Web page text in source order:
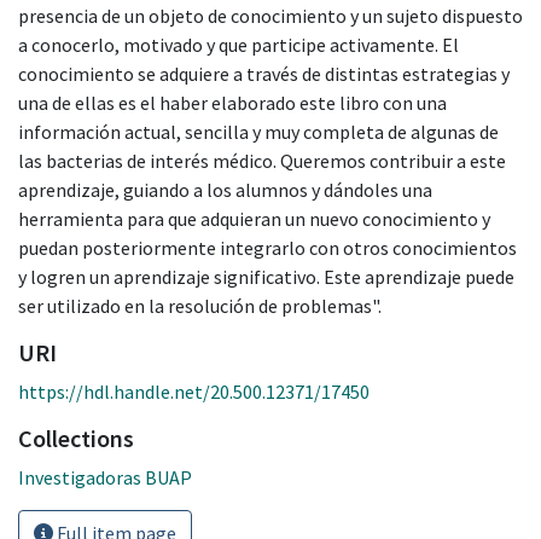
presencia de un objeto de conocimiento y un sujeto dispuesto
a conocerlo, motivado y que participe activamente. El
conocimiento se adquiere a través de distintas estrategias y
una de ellas es el haber elaborado este libro con una
información actual, sencilla y muy completa de algunas de
las bacterias de interés médico. Queremos contribuir a este
aprendizaje, guiando a los alumnos y dándoles una
herramienta para que adquieran un nuevo conocimiento y
puedan posteriormente integrarlo con otros conocimientos
y logren un aprendizaje significativo. Este aprendizaje puede
ser utilizado en la resolución de problemas".
URI
https://hdl.handle.net/20.500.12371/17450
Collections
Investigadoras BUAP
Full item page